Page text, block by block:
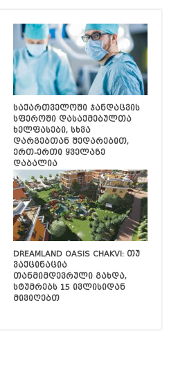
საქართველოში ჯანდაცვის
სფეროში დასაქმებულთა
ხელფასები, სხვა
დარგებთან შედარებით,
ერთ-ერთი ყველაზე
დაბალია
DREAMLAND OASIS CHAKVI: თუ
ვაქცინაცია
თანმიმდევრული გახდა,
სტუმრებს 15 ივლისიდან
მივიღებთ